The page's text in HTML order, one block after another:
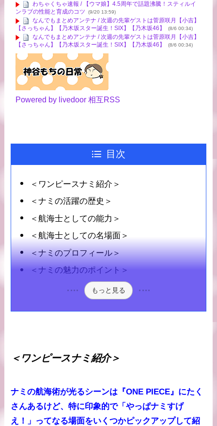
わちゃくちゃ速報 / 【ウマ娘】4.5周年で話題沸騰！スティルイ
ンラブの性能と育成のコツ
(9/20 13:59)
なんでもまとめアンテナ / 次週の先輩ゲストは菅原咲月【小吉】
【さっちゃん】【乃木坂スター誕生！SIX】【乃木坂46】
(8/6 00:34)
なんでもまとめアンテナ / 次週の先輩ゲストは菅原咲月【小吉】
【さっちゃん】【乃木坂スター誕生！SIX】【乃木坂46】
(8/6 00:34)
Powered by livedoor 相互RSS
目次
＜ワンピースナミ紹介＞
＜ナミの活躍の歴史＞
＜航海士としての能力＞
＜航海士としての名場面＞
＜ナミのプロフィール＞
＜ナミの魅力のポイント＞
もっと見る
＜ワンピースナミ紹介＞
ナミの航海術が光るシーンは『ONE PIECE』にたく
さんあるけど、特に印象的で「やっぱナミすげ
え！」ってなる場面をいくつかピックアップして紹